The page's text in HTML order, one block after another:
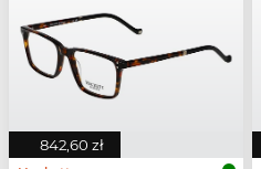
842,60 zł